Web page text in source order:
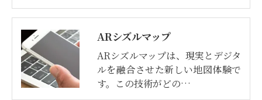
ARシズルマップ
ARシズルマップは、現実とデジタ
ルを融合させた新しい地図体験で
す。この技術がどの…